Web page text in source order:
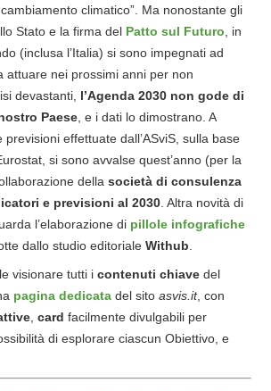
climatico”. Ma nonostante gli
Stato e la firma del Patto sul Futuro , in
(inclusa l’Italia) si sono impegnati ad
attuare nei prossimi anni per non
devastanti, l’Agenda 2030 non gode di
Paese , e i dati lo dimostrano. A
effettuate dall’ASviS, sulla base
si sono avvalse quest’anno (per la
della società di consulenza
e previsioni al 2030 . Altra novità di
l’elaborazione di pillole infografiche
dallo studio editoriale Withub
visionare tutti i contenuti chiave del
pagina dedicata del sito asvis.it, con
card facilmente divulgabili per
di esplorare ciascun Obiettivo, e